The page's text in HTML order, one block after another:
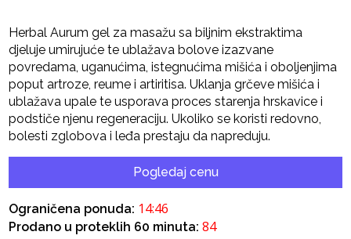
Herbal Aurum gel za masažu sa biljnim ekstraktima
djeluje umirujuće te ublažava bolove izazvane
povredama, uganućima, istegnućima mišića i oboljenjima
poput artroze, reume i artiritisa. Uklanja grčeve mišića i
ublažava upale te usporava proces starenja hrskavice i
podstiče njenu regeneraciju. Ukoliko se koristi redovno,
bolesti zglobova i leđa prestaju da napreduju.
Pogledaj cenu
Ograničena ponuda: 14:45
Prodano u proteklih 60 minuta:84